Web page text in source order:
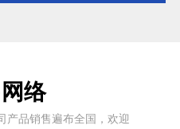
络
产品销售遍布全国，欢迎